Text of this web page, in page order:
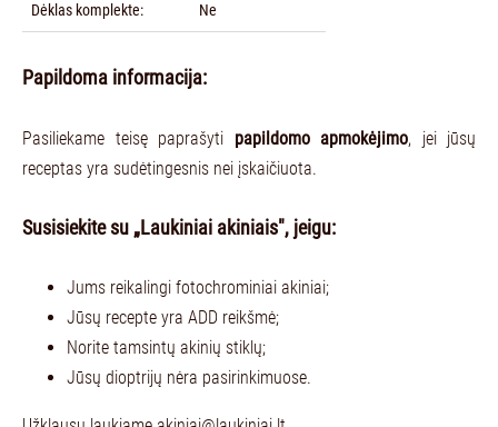
Dėklas komplekte: Ne
Papildoma informacija:
Pasiliekame teisę paprašyti papildomo apmokėjimo, jei jūsų
receptas yra sudėtingesnis nei įskaičiuota.
Susisiekite su „Laukiniai akiniais", jeigu:
Jums reikalingi fotochrominiai akiniai;
Jūsų recepte yra ADD reikšmė;
Norite tamsintų akinių stiklų;
Jūsų dioptrijų nėra pasirinkimuose.